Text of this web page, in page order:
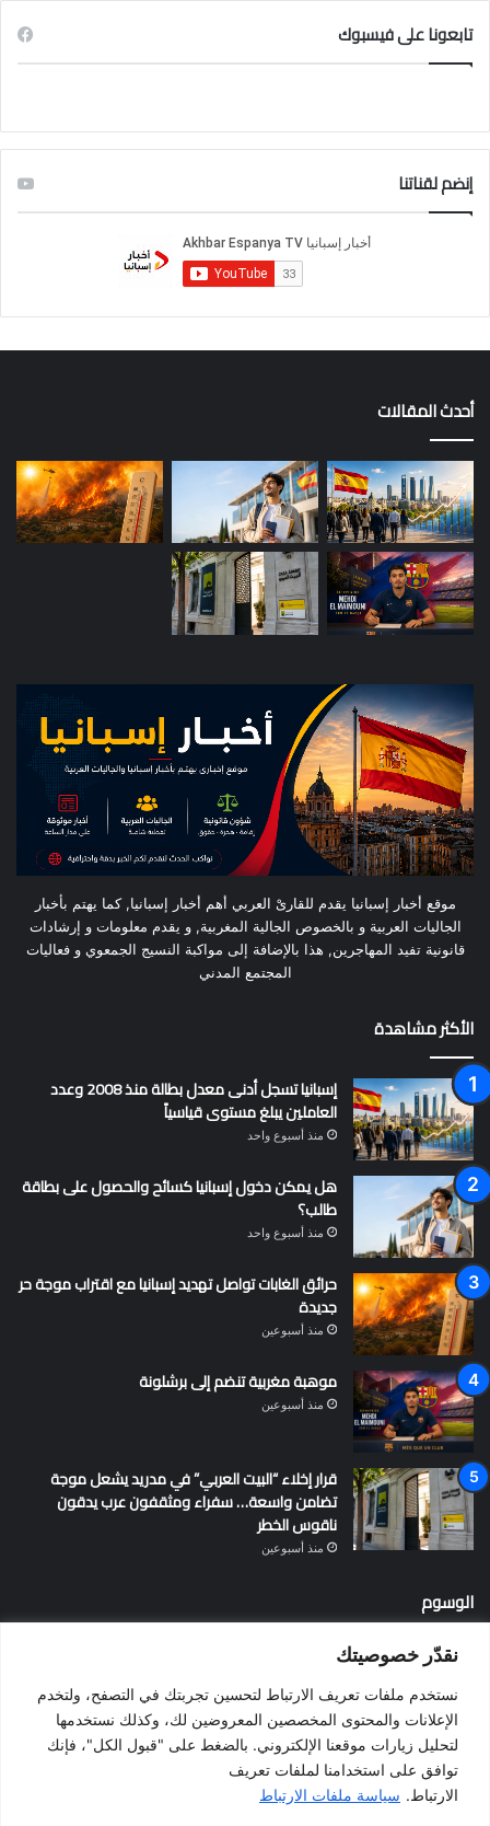
نقدّر خصوصيتك
نستخدم ملفات تعريف الارتباط لتحسين تجربتك في التصفح، ولتخدم
الإعلانات والمحتوى المخصصين المعروضين لك، وكذلك نستخدمها
لتحليل زيارات موقعنا الإلكتروني. بالضغط على "قبول الكل"، فإنك
توافق على استخدامنا لملفات تعريف
الارتباط. سياسة ملفات الارتباط
تابعونا على فيسبوك
إنضم لقناتنا
أحدث المقالات
موقع أخبار إسبانيا يقدم للقارىْ العربي أهم أخبار إسبانيا, كما يهتم بأخبار
الجاليات العربية و بالخصوص الجالية المغربية, و يقدم معلومات و إرشادات
قانونية تفيد المهاجرين, هذا بالإضافة إلى مواكبة النسيج الجمعوي و فعاليات
المجتمع المدني
الأكثر مشاهدة
إسبانيا تسجل أدنى معدل بطالة منذ 2008 وعدد
العاملين يبلغ مستوى قياسياً
منذ أسبوع واحد
هل يمكن دخول إسبانيا كسائح والحصول على بطاقة
طالب؟
منذ أسبوع واحد
حرائق الغابات تواصل تهديد إسبانيا مع اقتراب موجة حر
جديدة
منذ أسبوعين
موهبة مغربية تنضم إلى برشلونة
منذ أسبوعين
قرار إخلاء “البيت العربي” في مدريد يشعل موجة
تضامن واسعة… سفراء ومثقفون عرب يدقون
ناقوس الخطر
منذ أسبوعين
الوسوم
أخبار إسبانيا إسبانيا
الجالية المغربية الجنسية الإسبانية الحزب الاشتراكي الإسباني
المغرب المهاجرين الهجرة الهجرة إلى إسبانيا برشلونة
بيدرو سانشيز فالنسيا فيضانات